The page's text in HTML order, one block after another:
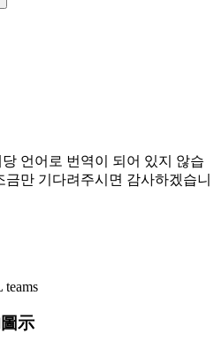
언어로 번역이 되어 있지 않습
만 기다려주시면 감사하겠습니
teams
示